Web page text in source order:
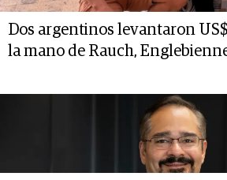
Dos argentinos levantaron
la mano de Rauch,